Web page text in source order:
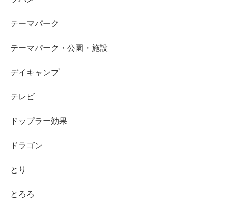
テーマパーク
テーマパーク・公園・施設
デイキャンプ
テレビ
ドップラー効果
ドラゴン
とり
とろろ